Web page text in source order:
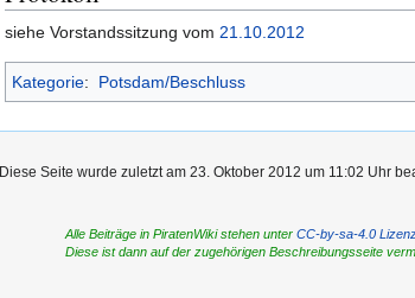
siehe Vorstandssitzung vom 21.10.2012
Kategorie: Potsdam/Beschluss
Diese Seite wurde zuletzt am 23. Oktober 2012 um 11:02 Uhr
Alle Beiträge in PiratenWiki stehen unterCC-by-sa-4.0
Diese ist dann auf der zugehörigen Beschreibungsseite